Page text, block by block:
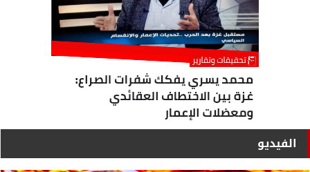
الفيديو